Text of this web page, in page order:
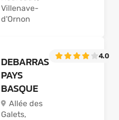
Villenave-
d'Ornon
DEBARRAS
PAYS
BASQUE
Allée des
Galets,
4.0